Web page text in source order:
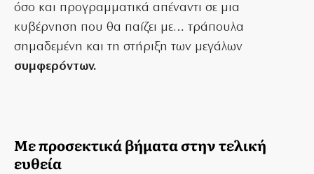
όσο και προγραμματικά απέναντι σε μια
κυβέρνηση που θα παίζει με… τράπουλα
σημαδεμένη και τη στήριξη των μεγάλων
συμφερόντων.
Με προσεκτικά βήματα στην τελική
ευθεία